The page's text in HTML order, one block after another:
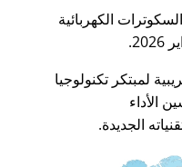
الكهربائية
2017 كبيئة تجريبية لمبتكر تكنولوجيا
الجديدة.